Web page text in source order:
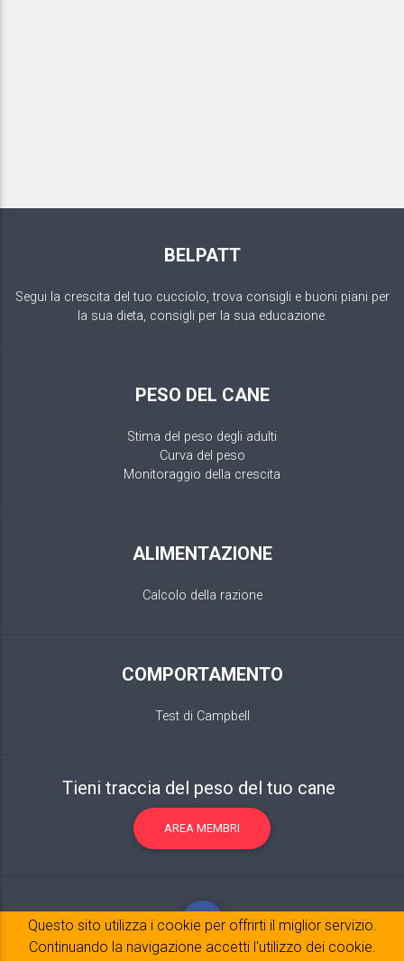
BELPATT
Segui la crescita del tuo cucciolo, trova consigli e buoni piani per
la sua dieta, consigli per la sua educazione.
PESO DEL CANE
Stima del peso degli adulti
Curva del peso
Monitoraggio della crescita
ALIMENTAZIONE
Calcolo della razione
COMPORTAMENTO
Test di Campbell
Tieni traccia del peso del tuo cane
AREA MEMBRI
Questo sito utilizza i cookie per offrirti il ​​miglior servizio.
Continuando la navigazione accetti l'utilizzo dei cookie.